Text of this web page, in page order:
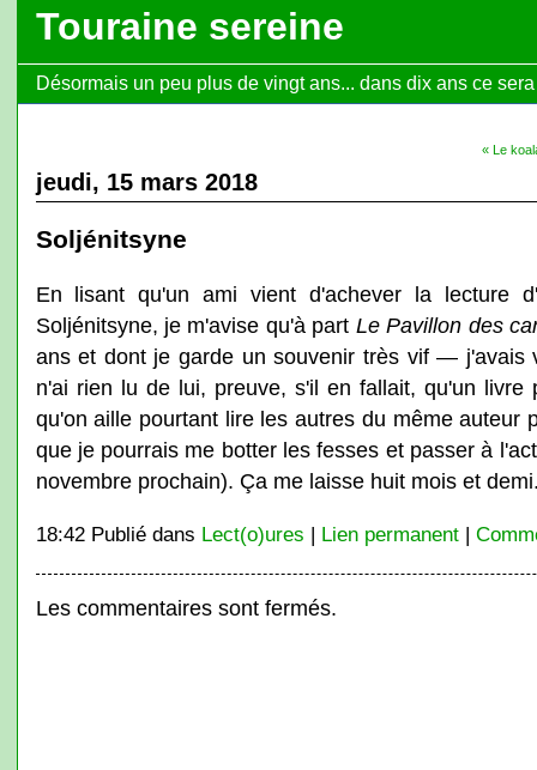
Touraine sereine
Désormais un peu plus de vingt ans... dans dix ans ce
« Le
jeudi, 15 mars 2018
Soljénitsyne
En lisant qu'un ami vient d'achever la lecture
Soljénitsyne, je m'avise qu'à part Le Pavillon des
ans et dont je garde un souvenir très vif —
n'ai rien lu de lui, preuve, s'il en fallait, qu'un livre
qu'on aille pourtant lire les autres du même auteur
que je pourrais me botter les fesses et passer à
novembre prochain). Ça me laisse huit mois et
18:42 Publié dans Lect(o)ures | Lien permanent|
Les commentaires sont fermés.